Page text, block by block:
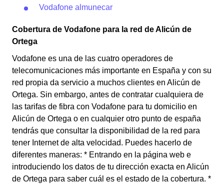
Vodafone almunecar
Cobertura de Vodafone para la red de Alicún de
Ortega
Vodafone es una de las cuatro operadores de
telecomunicaciones más importante en España y con su
red propia da servicio a muchos clientes en Alicún de
Ortega. Sin embargo, antes de contratar cualquiera de
las tarifas de fibra con Vodafone para tu domicilio en
Alicún de Ortega o en cualquier otro punto de españa
tendrás que consultar la disponibilidad de la red para
tener Internet de alta velocidad. Puedes hacerlo de
diferentes maneras: * Entrando en la página web e
introduciendo los datos de tu dirección exacta en Alicún
de Ortega para saber cuál es el estado de la cobertura. *